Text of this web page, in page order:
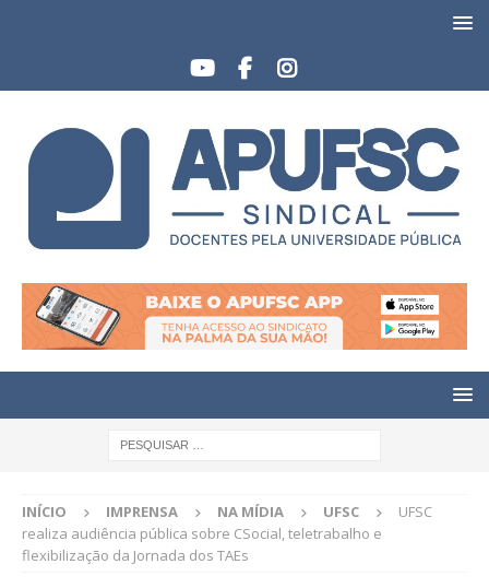
INÍCIO IMPRENSA NA MÍDIA UFSC
UFSC
realiza audiência pública sobre CSocial, teletrabalho e
flexibilização da Jornada dos TAEs